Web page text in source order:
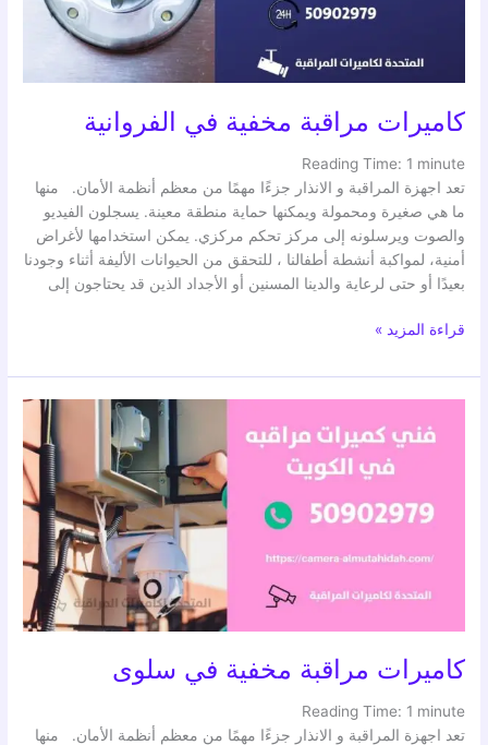
كاميرات مراقبة مخفية في الفروانية
Reading Time: 1 minute
تعد اجهزة المراقبة و الانذار جزءًا مهمًا من معظم أنظمة الأمان. منها
ما هي صغيرة ومحمولة ويمكنها حماية منطقة معينة. يسجلون الفيديو
والصوت ويرسلونه إلى مركز تحكم مركزي. يمكن استخدامها لأغراض
أمنية، لمواكبة أنشطة أطفالنا ، للتحقق من الحيوانات الأليفة أثناء وجودنا
بعيدًا أو حتى لرعاية والدينا المسنين أو الأجداد الذين قد يحتاجون إلى
قراءة المزيد »
كاميرات مراقبة مخفية في سلوى
Reading Time: 1 minute
تعد اجهزة المراقبة و الانذار جزءًا مهمًا من معظم أنظمة الأمان. منها
مراقبة
سلوى